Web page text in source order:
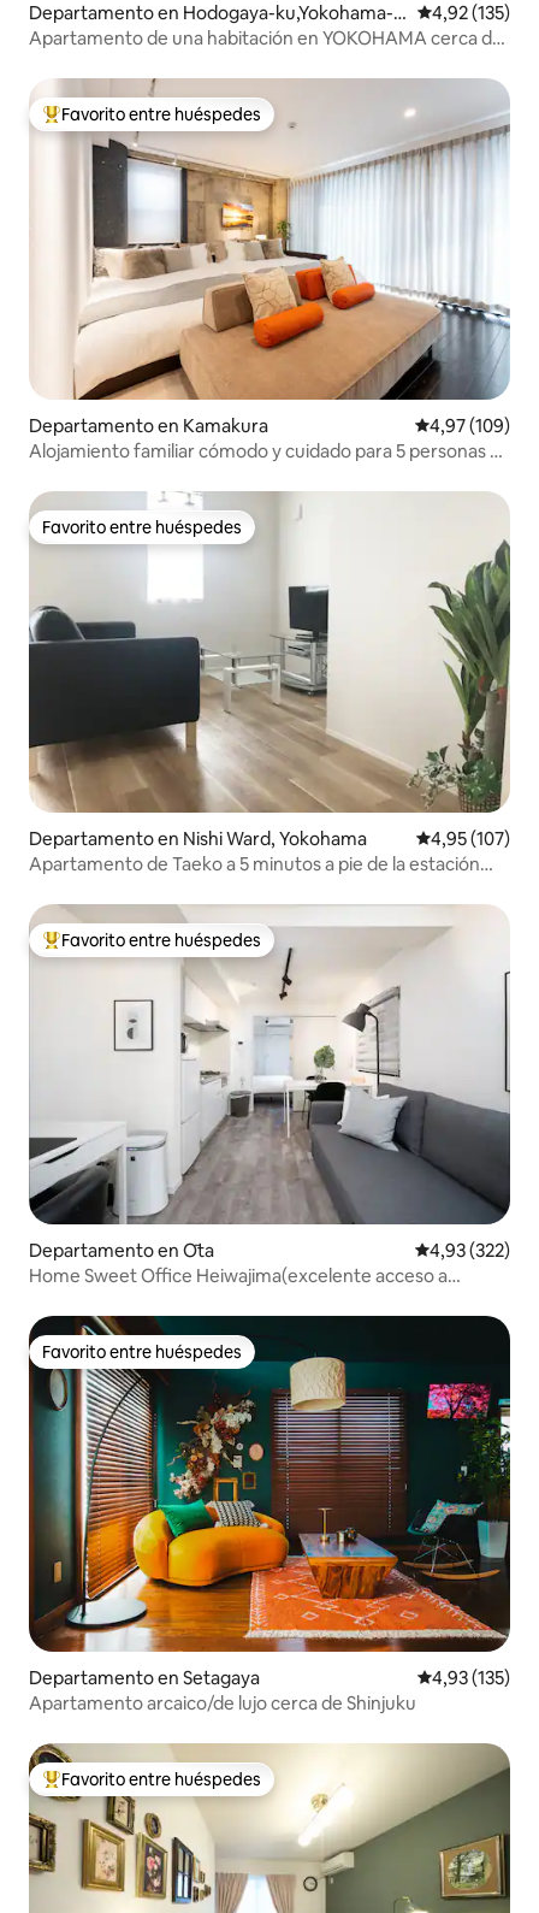
Departamento en Hodogaya-ku,Yokohama-s
hi
Calificación
4,92 (135)
Apartamento de una habitación en YOKOHAMA cerca de
Favorito entre los huéspedes más destacados
Favorito entre huéspedes
Departamento en Kamakura Calificación
4,97 (109)
Alojamiento familiar cómodo y cuidado para 5 personas a
Favorito entre huéspedes
Favorito entre huéspedes
Departamento en Nishi Ward, Yokohama Calificación
4,95 (107)
Apartamento de Taeko a 5 minutos a pie de la estación
Favorito entre los huéspedes más destacados
Favorito entre huéspedes
Departamento en Ōta Calificación
4,93 (322)
Home Sweet Office Heiwajima(excelente acceso a
Favorito entre huéspedes
Favorito entre huéspedes
Departamento en Setagaya Calificación
4,93 (135)
Apartamento arcaico/de lujo cerca de Shinjuku
Favorito entre los huéspedes más destacados
Favorito entre huéspedes